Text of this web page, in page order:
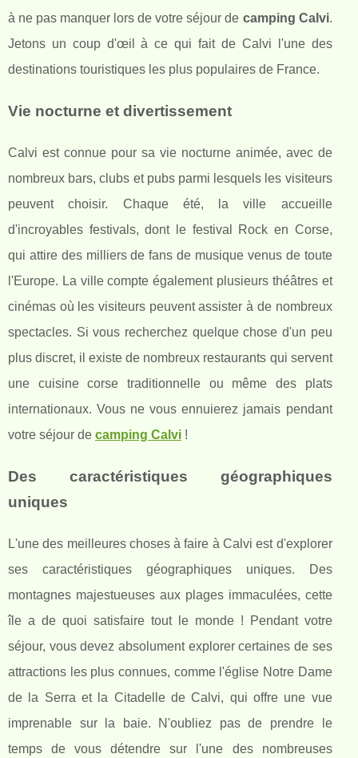
à ne pas manquer lors de votre séjour de camping Calvi.
Jetons un coup d'œil à ce qui fait de Calvi l'une des
destinations touristiques les plus populaires de France.
Vie nocturne et divertissement
Calvi est connue pour sa vie nocturne animée, avec de
nombreux bars, clubs et pubs parmi lesquels les visiteurs
peuvent choisir. Chaque été, la ville accueille
d'incroyables festivals, dont le festival Rock en Corse,
qui attire des milliers de fans de musique venus de toute
l'Europe. La ville compte également plusieurs théâtres et
cinémas où les visiteurs peuvent assister à de nombreux
spectacles. Si vous recherchez quelque chose d'un peu
plus discret, il existe de nombreux restaurants qui servent
une cuisine corse traditionnelle ou même des plats
internationaux. Vous ne vous ennuierez jamais pendant
votre séjour de camping Calvi !
Des caractéristiques géographiques
uniques
L'une des meilleures choses à faire à Calvi est d'explorer
ses caractéristiques géographiques uniques. Des
montagnes majestueuses aux plages immaculées, cette
île a de quoi satisfaire tout le monde ! Pendant votre
séjour, vous devez absolument explorer certaines de ses
attractions les plus connues, comme l'église Notre Dame
de la Serra et la Citadelle de Calvi, qui offre une vue
imprenable sur la baie. N'oubliez pas de prendre le
temps de vous détendre sur l'une des nombreuses